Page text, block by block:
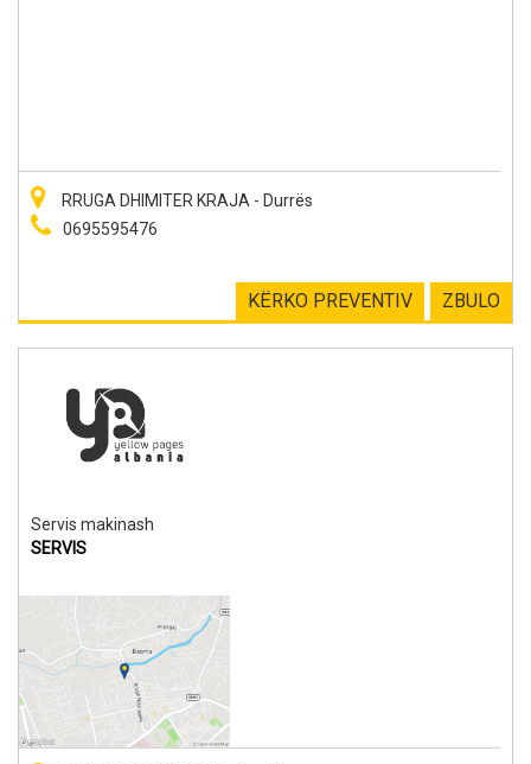
RRUGA DHIMITER KRAJA - Durrës
0695595476
ZBULO
KËRKO PREVENTIV
Servis makinash
SERVIS